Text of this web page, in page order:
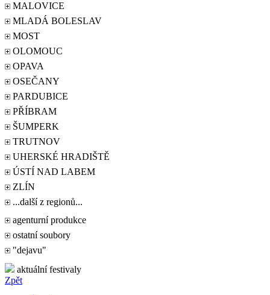
MALOVICE
MLADÁ BOLESLAV
MOST
OLOMOUC
OPAVA
OSEČANY
PARDUBICE
PŘÍBRAM
ŠUMPERK
TRUTNOV
UHERSKÉ HRADIŠTĚ
ÚSTÍ NAD LABEM
ZLÍN
...další z regionů...
agenturní produkce
ostatní soubory
"dejavu"
aktuální festivaly
Zpět